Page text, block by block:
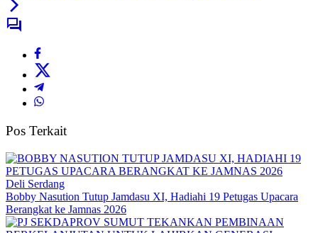
Pos Terkait
Deli Serdang
Bobby Nasution Tutup Jamdasu XI, Hadiahi 19 Petugas Upacara
Berangkat ke Jamnas 2026